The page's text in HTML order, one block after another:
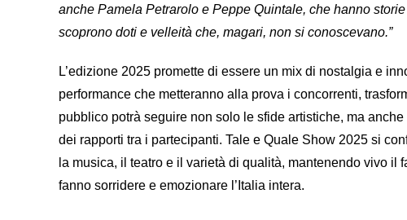
anche Pamela Petrarolo e Peppe Quintale, che hanno
scoprono doti e velleità che, magari, non si conoscevano.”
L’edizione 2025 promette di essere un mix di nostalgia e
performance che metteranno alla prova i concorrenti,
pubblico potrà seguire non solo le sfide artistiche, ma
dei rapporti tra i partecipanti. Tale e Quale Show 2025 si
la musica, il teatro e il varietà di qualità, mantenendo vivo
fanno sorridere e emozionare l’Italia intera.